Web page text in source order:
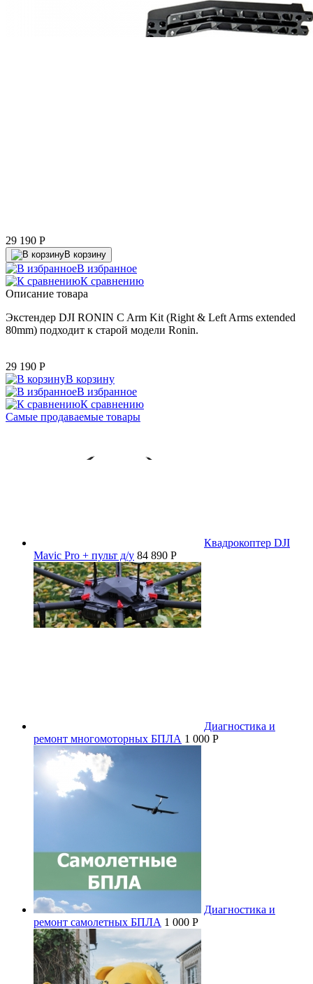
29 190 P
В корзину
В избранное
К сравнению
Описание товара
Экстендер DJI RONIN C Arm Kit (Right & Left Arms extended
80mm) подходит к старой модели Ronin.
29 190 P
В корзину
В избранное
К сравнению
Самые продаваемые товары
Квадрокоптер DJI
Mavic Pro + пульт д/у 84 890 P
Диагностика и
ремонт многомоторных БПЛА 1 000 P
Диагностика и
ремонт самолетных БПЛА 1 000 P